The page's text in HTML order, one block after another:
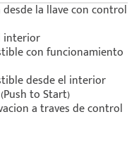
la llave con control
interior
con funcionamiento
desde el interior
to Start)
a traves de control